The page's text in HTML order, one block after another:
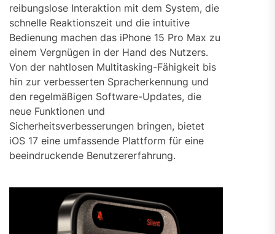
reibungslose Interaktion mit dem System, die
schnelle Reaktionszeit und die intuitive
Bedienung machen das iPhone 15 Pro Max zu
einem Vergnügen in der Hand des Nutzers.
Von der nahtlosen Multitasking-Fähigkeit bis
hin zur verbesserten Spracherkennung und
den regelmäßigen Software-Updates, die
neue Funktionen und
Sicherheitsverbesserungen bringen, bietet
iOS 17 eine umfassende Plattform für eine
beeindruckende Benutzererfahrung.